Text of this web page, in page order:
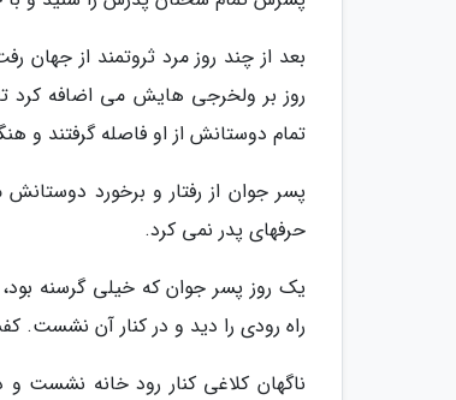
بعد از چند روز مرد ثروتمند از
روز بر ولخرجی هایش می اضافه کرد
تمام دوستانش از او فاصله گرفتند و
پسر جوان از رفتار و برخورد
حرفهای پدر نمی کرد.
یک روز پسر جوان که خیلی گرسنه
راه رودی را دید و در کنار آن نشست.
ناگهان کلاغی کنار رود خانه نشست